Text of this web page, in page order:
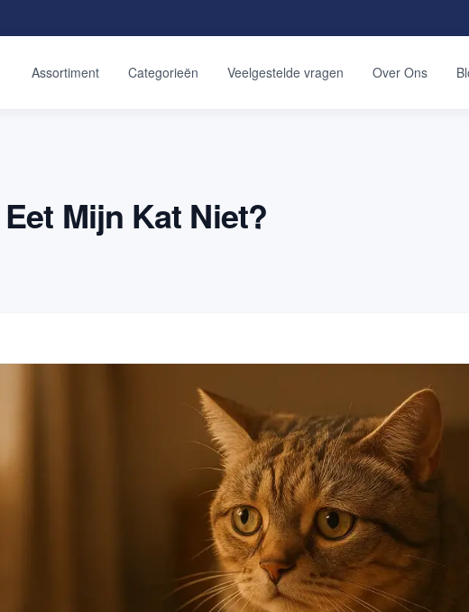
Assortiment Categorieën Veelgestelde vragen Over Ons
Mijn Kat Niet?